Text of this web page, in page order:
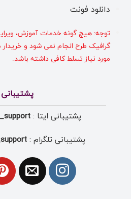
دانلود فونت
توجه: هیچ گونه خدمات آموزش،
گرافیک طرح انجام نمی شود و خریدار
مورد نیاز تسلط کافی داشته باشد.
پشتیبانی
پشتیبانی ایتا :
پشتیبانی تلگرام :